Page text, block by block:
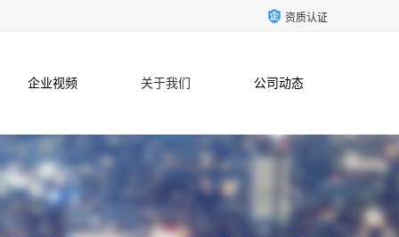
资质认证
企业视频 关于我们 公司动态
联系方式